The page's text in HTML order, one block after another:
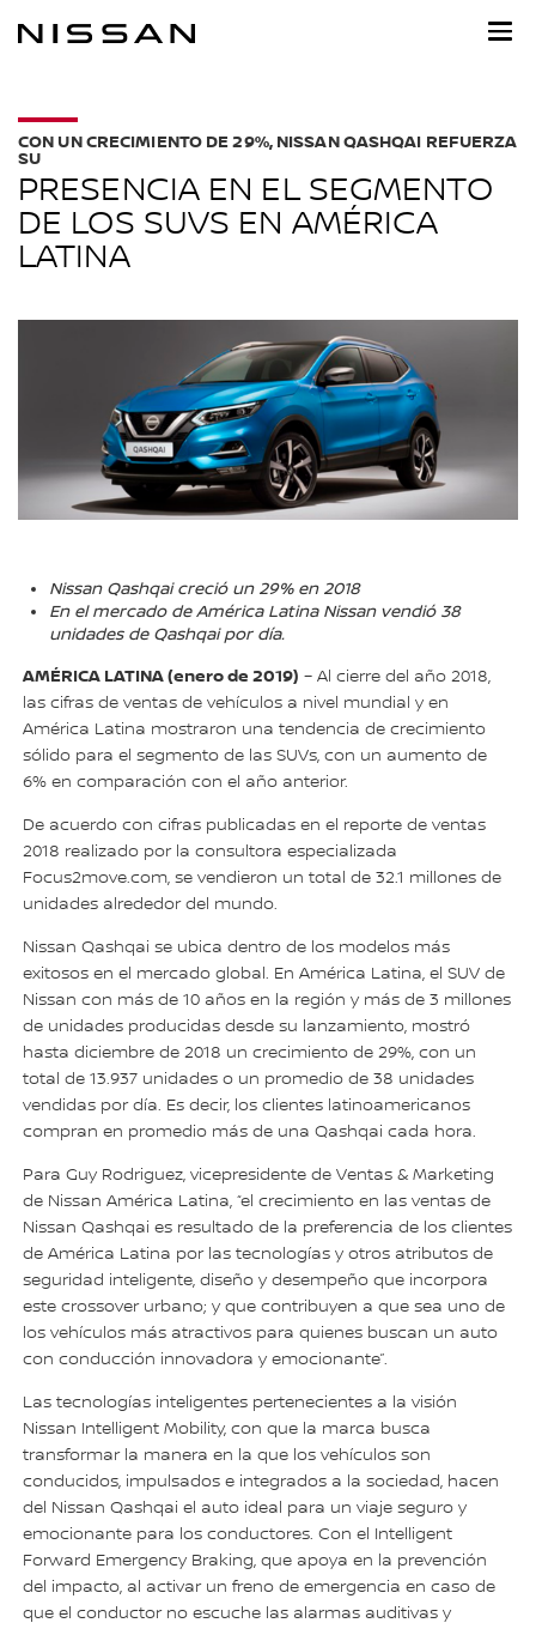
PRESENCIA EN EL SEGMENTO
DE LOS SUVS EN AMÉRICA
LATINA
CON UN CRECIMIENTO DE 29%, NISSAN QASHQAI REFUERZA
SU
Nissan Qashqai creció un 29% en 2018
En el mercado de América Latina Nissan vendió 38
unidades de Qashqai por día.
AMÉRICA LATINA (enero de 2019) – Al cierre del año 2018,
las cifras de ventas de vehículos a nivel mundial y en
América Latina mostraron una tendencia de crecimiento
sólido para el segmento de las SUVs, con un aumento de
6% en comparación con el año anterior.
De acuerdo con cifras publicadas en el reporte de ventas
2018 realizado por la consultora especializada
Focus2move.com, se vendieron un total de 32.1 millones de
unidades alrededor del mundo.
Nissan Qashqai se ubica dentro de los modelos más
exitosos en el mercado global. En América Latina, el SUV de
Nissan con más de 10 años en la región y más de 3 millones
de unidades producidas desde su lanzamiento, mostró
hasta diciembre de 2018 un crecimiento de 29%, con un
total de 13.937 unidades o un promedio de 38 unidades
vendidas por día. Es decir, los clientes latinoamericanos
compran en promedio más de una Qashqai cada hora.
Para Guy Rodriguez, vicepresidente de Ventas & Marketing
de Nissan América Latina, “el crecimiento en las ventas de
Nissan Qashqai es resultado de la preferencia de los clientes
de América Latina por las tecnologías y otros atributos de
seguridad inteligente, diseño y desempeño que incorpora
este crossover urbano; y que contribuyen a que sea uno de
los vehículos más atractivos para quienes buscan un auto
con conducción innovadora y emocionante”.
Las tecnologías inteligentes pertenecientes a la visión
Nissan Intelligent Mobility, con que la marca busca
transformar la manera en la que los vehículos son
conducidos, impulsados e integrados a la sociedad, hacen
del Nissan Qashqai el auto ideal para un viaje seguro y
emocionante para los conductores. Con el Intelligent
Forward Emergency Braking, que apoya en la prevención
del impacto, al activar un freno de emergencia en caso de
que el conductor no escuche las alarmas auditivas y